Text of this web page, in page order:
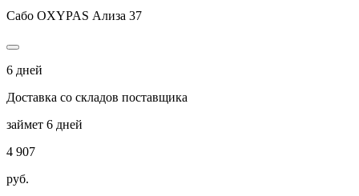
Сабо OXYPAS Ализа 37
6 дней
Доставка со складов поставщика
займет 6 дней
4 907
руб.